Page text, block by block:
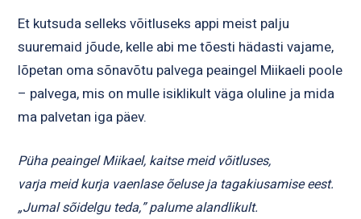
Et kutsuda selleks võitluseks appi meist palju
suuremaid jõude, kelle abi me tõesti hädasti vajame,
lõpetan oma sõnavõtu palvega peaingel Miikaeli poole
– palvega, mis on mulle isiklikult väga oluline ja mida
ma palvetan iga päev.
Püha peaingel Miikael, kaitse meid võitluses,
varja meid kurja vaenlase õeluse ja tagakiusamise eest.
„Jumal sõidelgu teda,” palume alandlikult.